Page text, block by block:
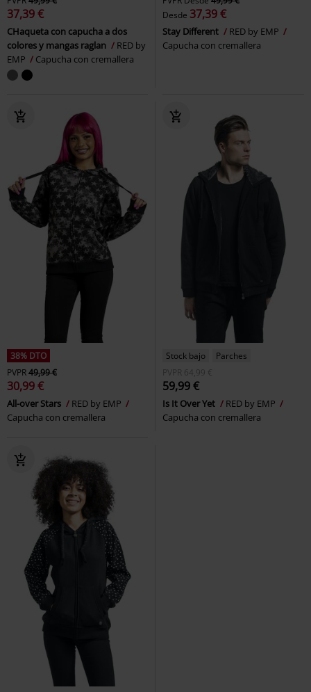
37,39 €
CHaqueta con capucha a dos
colores y mangas raglan
RED by
EMP
Capucha con cremallera
Desde 37,39 €
Stay Different
RED by EMP
Capucha con cremallera
38% DTO
PVPR49,99 €
30,99 €
All-over Stars
RED by EMP
Capucha con cremallera
Stock bajo
Parches
PVPR 64,99 €
59,99 €
Is It Over Yet
RED by EMP
Capucha con cremallera